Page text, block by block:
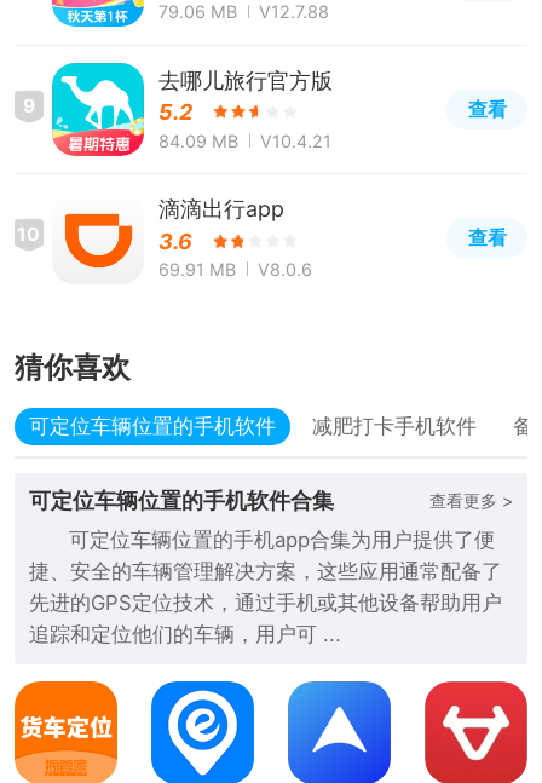
79.06 MB V12.7.88
9
去哪儿旅行官方版
5.2
84.09 MB V10.4.21
查看
10
滴滴出行app
3.6
69.91 MB V8.0.6
查看
猜你喜欢
可定位车辆位置的手机软件 减肥打卡手机软件 备
可定位车辆位置的手机软件合集 查看更多 >
可定位车辆位置的手机app合集为用户提供了便
捷、安全的车辆管理解决方案，这些应用通常配备了
先进的GPS定位技术，通过手机或其他设备帮助用户
追踪和定位他们的车辆，用户可 ...